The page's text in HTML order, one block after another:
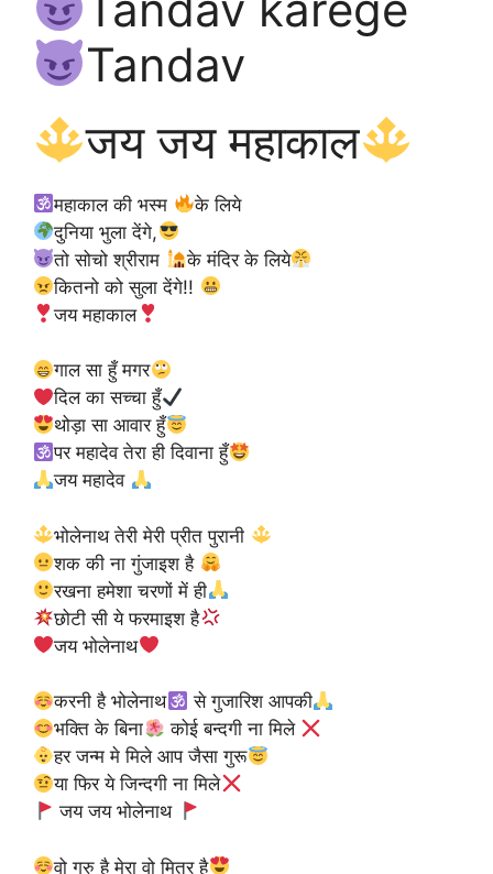
Tandav
जय जय महाकाल
महाकाल की भस्म
के लिये
दुनिया भुला देंगे,
तो सोचो श्रीराम
के मंदिर के लिये
कितनो को सुला देंगे!!
जय महाकाल
गाल सा हुँ मगर
दिल का सच्चा हुँ
थोड़ा सा आवार हुँ
पर महादेव तेरा ही दिवाना हुँ
जय महादेव
भोलेनाथ तेरी मेरी प्रीत पुरानी
शक की ना गुंजाइश है
रखना हमेशा चरणों में ही
छोटी सी ये फरमाइश है
जय भोलेनाथ
करनी है भोलेनाथ
से गुजारिश आपकी
भक्ति के बिना
कोई बन्दगी ना मिले
हर जन्म मे मिले आप जैसा गुरू
या फिर ये जिन्दगी ना मिले
जय जय भोलेनाथ
वो गुरु है मेरा वो मित्र है